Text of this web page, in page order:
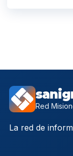
Red
La red de